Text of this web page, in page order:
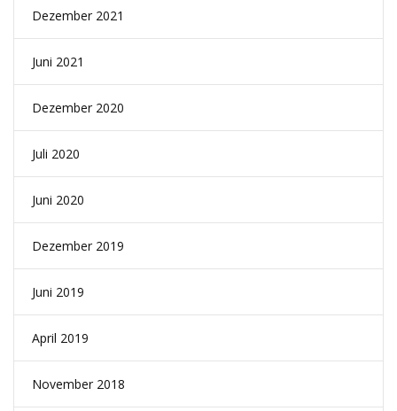
Dezember 2021
Juni 2021
Dezember 2020
Juli 2020
Juni 2020
Dezember 2019
Juni 2019
April 2019
November 2018